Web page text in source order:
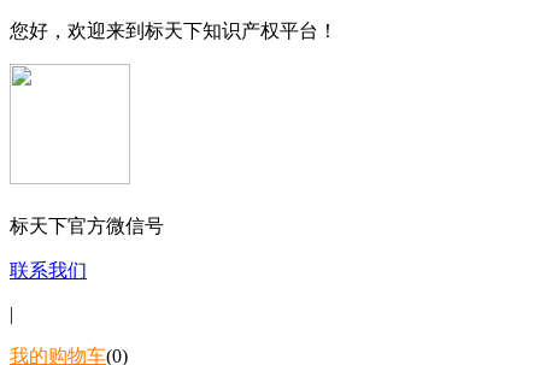
您好，欢迎来到标天下知识产权平台！
标天下官方微信号
联系我们
|
我的购物车(0)